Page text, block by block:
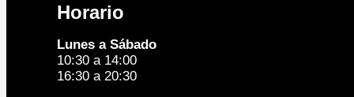
Horario
Lunes a Sábado
10:30 a 14:00
16:30 a 20:30